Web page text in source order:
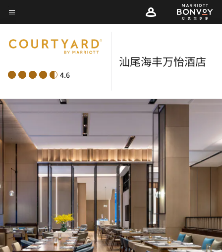
Skip
to
content
菜单文本
4.6
汕尾海丰万怡酒店